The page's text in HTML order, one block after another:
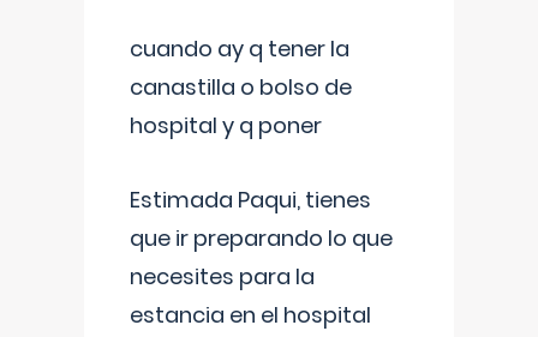
cuando ay q tener la
canastilla o bolso de
hospital y q poner
Estimada Paqui, tienes
que ir preparando lo que
necesites para la
estancia en el hospital